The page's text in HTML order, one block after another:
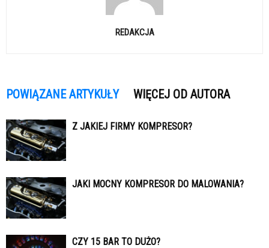
REDAKCJA
POWIĄZANE ARTYKUŁY WIĘCEJ OD AUTORA
Z JAKIEJ FIRMY KOMPRESOR?
JAKI MOCNY KOMPRESOR DO MALOWANIA?
CZY 15 BAR TO DUŻO?